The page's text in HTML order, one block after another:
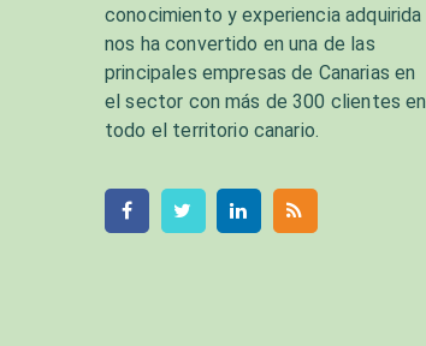
conocimiento y experiencia adquirida
nos ha convertido en una de las
principales empresas de Canarias en
el sector con más de 300 clientes en
todo el territorio canario.